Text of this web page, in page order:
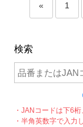
« 1
検索
・JANコードは下6
・半角英数字で入力